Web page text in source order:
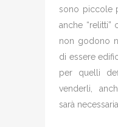
sono piccole
anche
non godono
di essere
per quelli
venderli,
sarà